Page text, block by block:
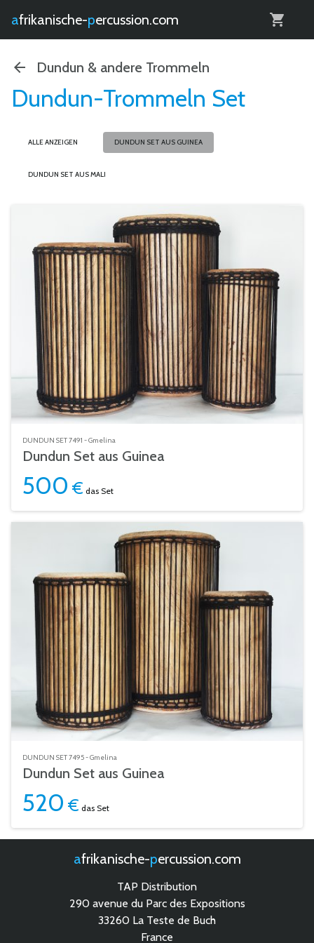
afrikanische- percussion.com
Dundun & andere Trommeln
Dundun-Trommeln Set
ALLE ANZEIGEN DUNDUN SET AUS GUINEA
DUNDUN SET AUS MALI
DUNDUN SET 7491 - Gmelina
Dundun Set aus Guinea
500 € das Set
DUNDUN SET 7495 - Gmelina
Dundun Set aus Guinea
520 € das Set
afrikanische- percussion.com
TAP Distribution
290 avenue du Parc des Expositions
33260 La Teste de Buch
France